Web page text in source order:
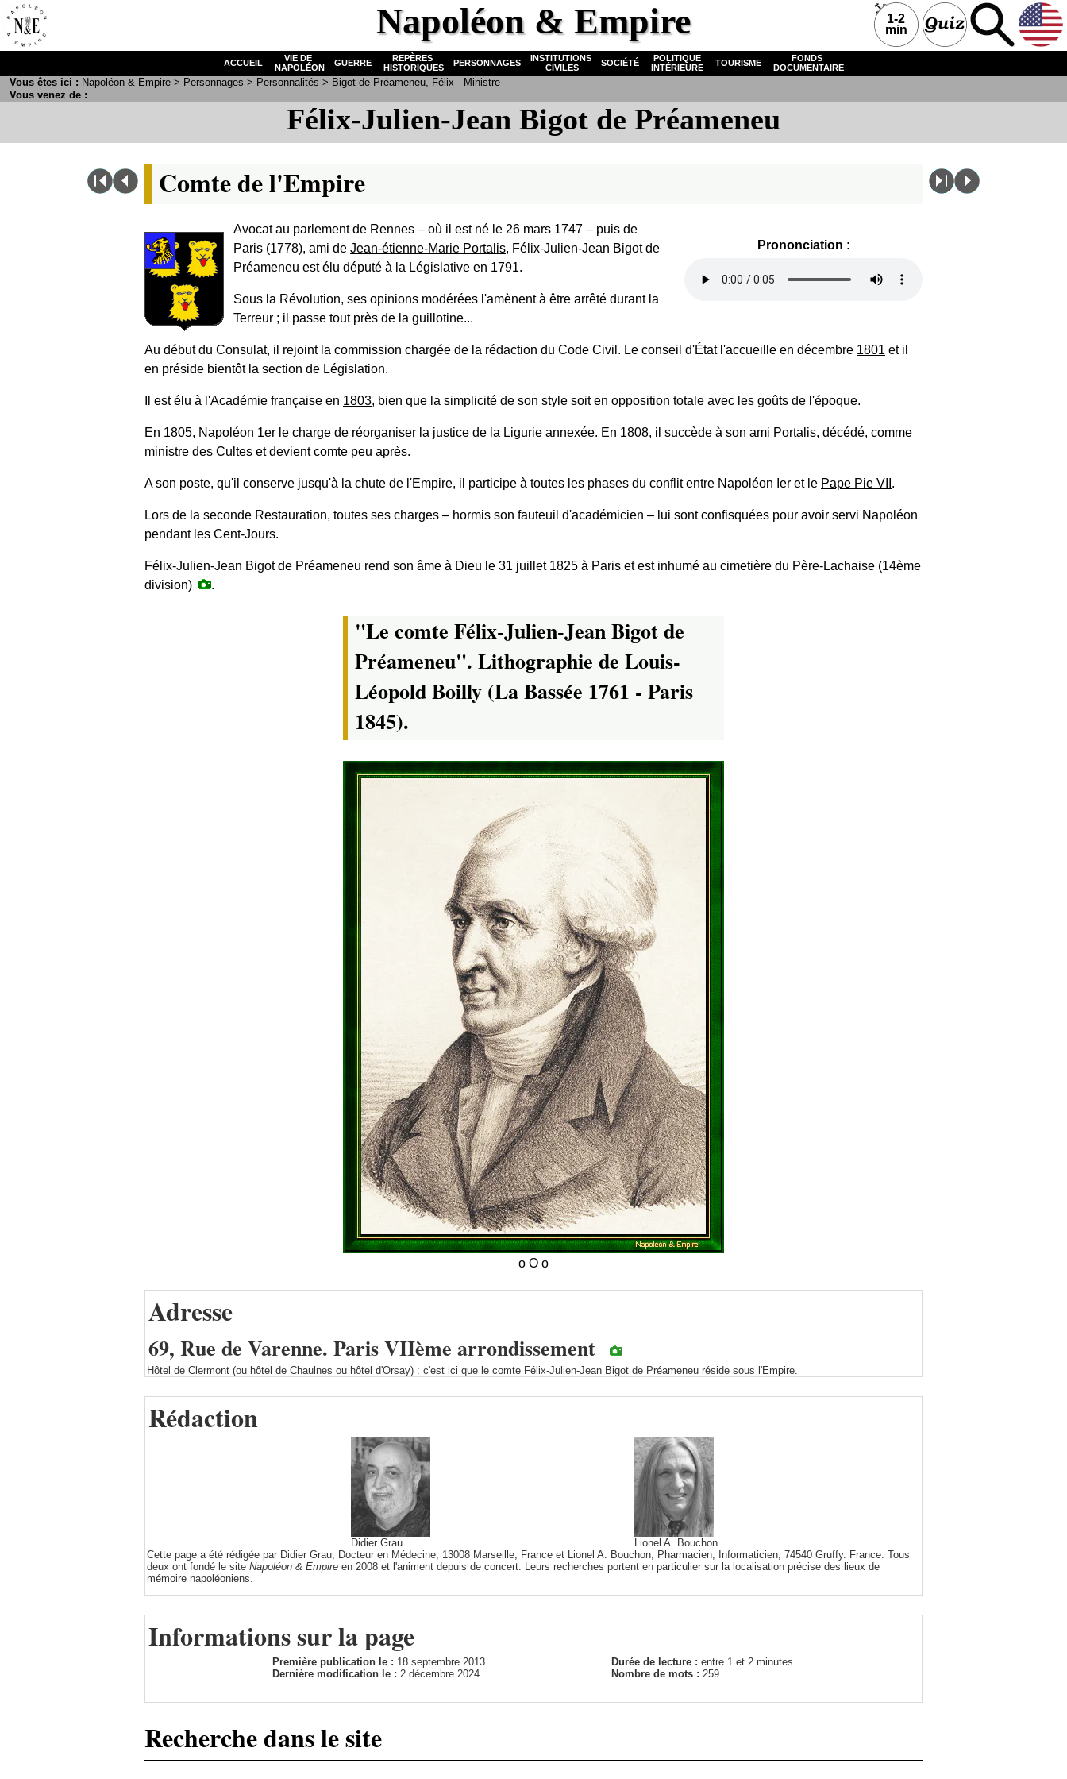
Napoléon & Empire
Félix-Julien-Jean Bigot de Préameneu
Comte de l'Empire
Prononciation :
Avocat au parlement de Rennes ‒ où il est né le 26 mars 1747 ‒ puis de
Paris (1778), ami de Jean-étienne-Marie Portalis, Félix-Julien-Jean Bigot de
Préameneu est élu député à la Législative en 1791.
Sous la Révolution, ses opinions modérées l'amènent à être arrêté durant la
Terreur ; il passe tout près de la guillotine...
Au début du Consulat, il rejoint la commission chargée de la rédaction du Code Civil. Le conseil d'État l'accueille en décembre 1801 et il
en préside bientôt la section de Législation.
Il est élu à l'Académie française en 1803, bien que la simplicité de son style soit en opposition totale avec les goûts de l'époque.
En 1805, Napoléon 1er le charge de réorganiser la justice de la Ligurie annexée. En 1808, il succède à son ami Portalis, décédé, comme
ministre des Cultes et devient comte peu après.
A son poste, qu'il conserve jusqu'à la chute de l'Empire, il participe à toutes les phases du conflit entre Napoléon Ier et le Pape Pie VII .
Lors de la seconde Restauration, toutes ses charges ‒ hormis son fauteuil d'académicien ‒ lui sont confisquées pour avoir servi Napoléon
pendant les Cent-Jours.
Félix-Julien-Jean Bigot de Préameneu rend son âme à Dieu le 31 juillet 1825 à Paris et est inhumé au cimetière du Père-Lachaise (14ème
division)
.
"Le comte Félix-Julien-Jean Bigot de
Préameneu". Lithographie de Louis-
Léopold Boilly (La Bassée 1761 - Paris
1845).
Adresse
69, Rue de Varenne. Paris VIIème arrondissement
Hôtel de Clermont (ou hôtel de Chaulnes ou hôtel d'Orsay) : c'est ici que le comte Félix-Julien-Jean Bigot de Préameneu réside sous l'Empire.
Rédaction
Didier Grau
Lionel A. Bouchon
Cette page a été rédigée par Didier Grau, Docteur en Médecine, 13008 Marseille, France et Lionel A. Bouchon, Pharmacien, Informaticien, 74540 Gruffy. France. Tous
deux ont fondé le site Napoléon & Empire en 2008 et l'animent depuis de concert. Leurs recherches portent en particulier sur la localisation précise des lieux de
mémoire napoléoniens.
Informations sur la page
Première publication le : 18 septembre 2013 Durée de lecture : entre 1 et 2 minutes.
Dernière modification le : 2 décembre 2024 Nombre de mots : 259
Recherche dans le site
ACCUEIL
VIE DE
NAPOLÉON
GUERRE
REPÈRES
HISTORIQUES
PERSONNAGES
INSTITUTIONS
CIVILES
SOCIÉTÉ
POLITIQUE
INTÉRIEURE
TOURISME
FONDS
DOCUMENTAIRE
1-2
min
Vous êtes ici : Napoléon & Empire > Personnages > Personnalités > Bigot de Préameneu, Félix - Ministre
Vous venez de :